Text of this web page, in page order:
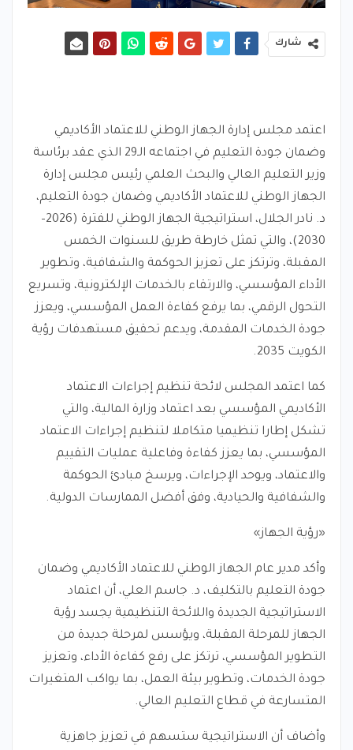
شارك
اعتمد مجلس إدارة الجهاز الوطني للاعتماد الأكاديمي
وضمان جودة التعليم في اجتماعه الـ29 الذي عقد برئاسة
وزير التعليم العالي والبحث العلمي رئيس مجلس إدارة
الجهاز الوطني للاعتماد الأكاديمي وضمان جودة التعليم،
د. نادر الجلال، استراتيجية الجهاز الوطني للفترة (2026–
2030)، والتي تمثل خارطة طريق للسنوات الخمس
المقبلة، وترتكز على تعزيز الحوكمة والشفافية، وتطوير
الأداء المؤسسي، والارتقاء بالخدمات الإلكترونية، وتسريع
التحول الرقمي، بما يرفع كفاءة العمل المؤسسي، ويعزز
جودة الخدمات المقدمة، ويدعم تحقيق مستهدفات رؤية
الكويت 2035.
كما اعتمد المجلس لائحة تنظيم إجراءات الاعتماد
الأكاديمي المؤسسي بعد اعتماد وزارة المالية، والتي
تشكل إطارا تنظيميا متكاملا لتنظيم إجراءات الاعتماد
المؤسسي، بما يعزز كفاءة وفاعلية عمليات التقييم
والاعتماد، ويوحد الإجراءات، ويرسخ مبادئ الحوكمة
والشفافية والحيادية، وفق أفضل الممارسات الدولية.
«رؤية الجهاز»
وأكد مدير عام الجهاز الوطني للاعتماد الأكاديمي وضمان
جودة التعليم بالتكليف، د. جاسم العلي، أن اعتماد
الاستراتيجية الجديدة واللائحة التنظيمية يجسد رؤية
الجهاز للمرحلة المقبلة، ويؤسس لمرحلة جديدة من
التطوير المؤسسي، ترتكز على رفع كفاءة الأداء، وتعزيز
جودة الخدمات، وتطوير بيئة العمل، بما يواكب المتغيرات
المتسارعة في قطاع التعليم العالي.
وأضاف أن الاستراتيجية ستسهم في تعزيز جاهزية